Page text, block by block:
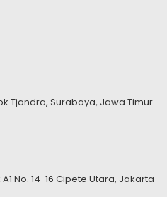
Tjandra, Surabaya, Jawa Timur
No. 14-16 Cipete Utara, Jakarta